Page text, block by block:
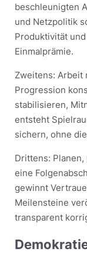
beschleunigten
und Netzpolitik
Produktivität
Einmalprämie.
Zweitens: Arbeit
Progression
stabilisieren,
entsteht
sichern, ohne
Drittens:
eine
gewinnt
Meilensteine
transparent